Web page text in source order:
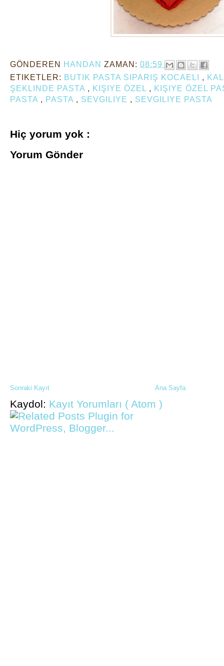
GÖNDEREN HANDAN ZAMAN: 08:59
ETIKETLER: BUTIK PASTA SIPARIŞ KOCAELI ,
ŞEKLINDE PASTA , KIŞIYE ÖZEL , KIŞIYE ÖZEL
PASTA , PASTA , SEVGILIYE , SEVGILIYE PASTA
Hiç yorum yok :
Yorum Gönder
Sonraki Kayıt Ana Sayfa
Kaydol: Kayıt Yorumları ( Atom )